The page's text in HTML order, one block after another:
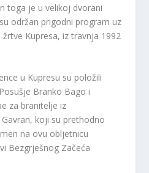
toga je u velikoj dvorani
održan prigodni program uz
Kupresa, iz travnja 1992
u Kupresu su položili
Branko Bago i
za branitelje iz
koji su prethodno
na ovu obljetnicu
Bezgrješnog Začeća